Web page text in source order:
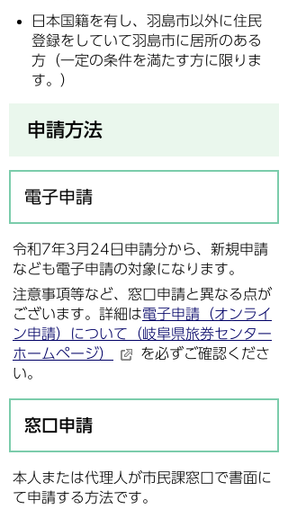
日本国籍を有し、羽島市以外に住民
登録をしていて羽島市に居所のある
方（一定の条件を満たす方に限りま
す。）
申請方法
電子申請
令和7年3月24日申請分から、新規申請
なども電子申請の対象になります。
注意事項等など、窓口申請と異なる点が
ございます。詳細は電子申請（オンライ
ン申請）について（岐阜県旅券センター
ホームページ）
を必ずご確認くださ
い。
窓口申請
本人または代理人が市民課窓口で書面に
て申請する方法です。